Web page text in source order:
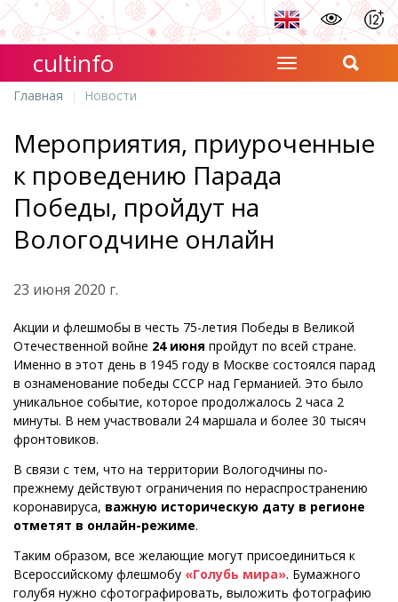
cultinfo
Главная Новости
Мероприятия, приуроченные
к проведению Парада
Победы, пройдут на
Вологодчине онлайн
23 июня 2020 г.
Акции и флешмобы в честь 75-летия Победы в Великой
Отечественной войне 24 июня пройдут по всей стране.
Именно в этот день в 1945 году в Москве состоялся парад
в ознаменование победы СССР над Германией. Это было
уникальное событие, которое продолжалось 2 часа 2
минуты. В нем участвовали 24 маршала и более 30 тысяч
фронтовиков.
В связи с тем, что на территории Вологодчины по-
прежнему действуют ограничения по нераспространению
коронавируса, важную историческую дату в регионе
отметят в онлайн-режиме.
Таким образом, все желающие могут присоединиться к
Всероссийскому флешмобу «Голубь мира». Бумажного
голубя нужно сфотографировать, выложить фотографию